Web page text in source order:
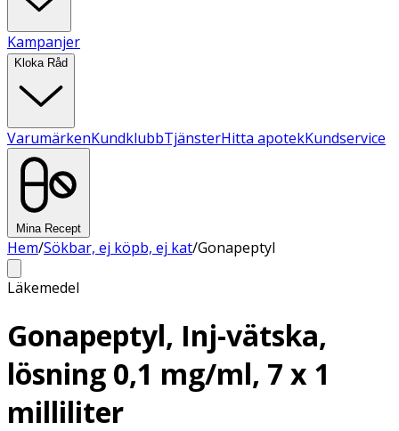
Kampanjer
Kloka Råd
VarumärkenKundklubbTjänsterHitta apotekKundservice
Mina Recept
Hem/Sökbar, ej köpb, ej kat/Gonapeptyl
Läkemedel
Gonapeptyl, Inj-vätska,
lösning 0,1 mg/ml, 7 x 1
milliliter